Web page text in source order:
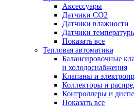
Аксессуары
Датчики CO2
Датчики влажности
Датчики
Показать все
Тепловая автоматика
Балансировочные
и холодоснабжения
Клапаны и
Коллекторы и
Контроллеры и
Показать все